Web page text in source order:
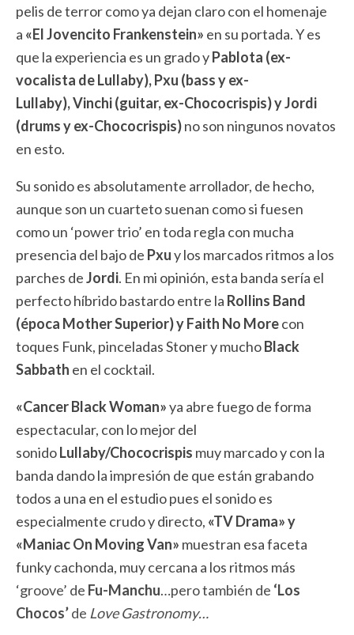
pelis de terror como ya dejan claro con el homenaje
a «El Jovencito Frankenstein» en su portada. Y es
que la experiencia es un grado yPablota (ex-
vocalista de Lullaby), Pxu (bass y ex-
Lullaby),Vinchi (guitar, ex-Chococrispis)y Jordi
(drums y ex-Chococrispis)no son ningunos novatos
en esto.
Su sonido es absolutamente arrollador, de hecho,
aunque son un cuarteto suenan como si fuesen
como un ‘power trio’ en toda regla con mucha
presencia del bajo de Pxuy los marcados ritmos a los
parches deJordi. En mi opinión, esta banda sería el
perfecto híbrido bastardo entre la Rollins Band
(época Mother Superior) y Faith No Morecon
toques Funk, pinceladas Stoner y muchoBlack
Sabbath en el cocktail.
«Cancer Black Woman»ya abre fuego de forma
espectacular, con lo mejor del
sonidoLullaby/Chococrispis muy marcado y con la
banda dando la impresión de que están grabando
todos a una en el estudio pues el sonido es
especialmente crudo y directo, «TV Drama» y
«Maniac On Moving Van» muestran esa faceta
funky cachonda, muy cercana a los ritmos más
‘groove’ de Fu-Manchu…pero también de ‘Los
Chocos’de Love Gastronomy…